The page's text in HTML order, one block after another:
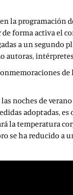
programación
forma activa el
a un segundo
autoras,
noches de
adoptadas,
la temperatura
ha reducido a